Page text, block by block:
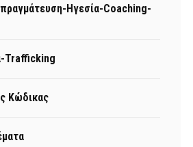
Ηγεσία-Coaching-
Trafficking
Κώδικας